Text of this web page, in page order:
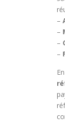
–
–
–
–